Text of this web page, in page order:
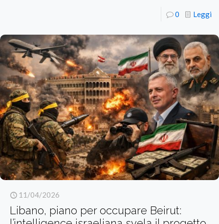
0 Leggi
11/04/2026
Libano, piano per occupare Beirut: